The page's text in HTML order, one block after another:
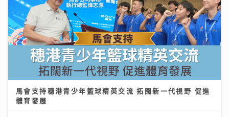
體育發展
01/08/2026